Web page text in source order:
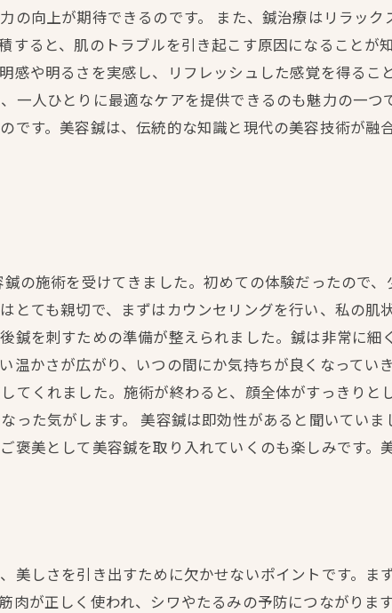
の向上が期待できるのです。 また、鍼治療はリラッ
すると、肌のトラブルを引き起こす原因になることが
感や明るさを実感し、リフレッシュした感覚を得るこ
一人ひとりに最適なケアを提供できるのも魅力の一つ
です。美容鍼は、伝統的な知識と現代の美容技術が融
の施術を受けてきました。初めての体験だったので
とても親切で、まずはカウンセリングを行い、私の肌
鍼を刺すための準備が整えられました。鍼は非常に
温かさが広がり、いつの間にか気持ちが良くなってい
てくれました。施術が終わると、顔全体がすっきりと
った気がします。 美容鍼は即効性があると聞いてい
褒美として美容鍼を取り入れていくのも楽しみです。
美しさを引き出すために欠かせないポイントです。ま
肉が正しく使われ、シワやたるみの予防につながりま